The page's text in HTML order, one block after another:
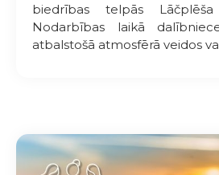
biedrības telpās
Nodarbības laikā
atbalstošā atmosfērā veidos